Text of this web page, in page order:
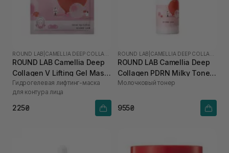
ROUND LAB
ROUND LAB Camellia Deep
Collagen V Lifting Gel Mask
1 шт
Гидрогелевая лифтинг-маска
для контура лица
225₴
ROUND LAB
ROUND LAB Camellia Deep
Collagen PDRN Milky Toner
150 мл
Молочковый тонер
955₴